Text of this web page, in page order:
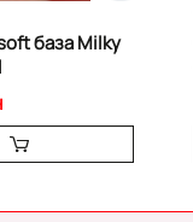
база Milky